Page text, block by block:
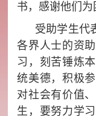
书，感谢他们为
受助学生代
各界人士的资
习，刻苦锤炼
统美德，积极
对社会有价值
生，要努力学